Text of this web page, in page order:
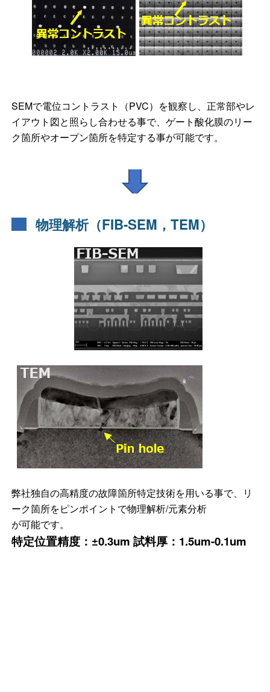
SEMで電位コントラスト（PVC）を観察し、正常部やレ
イアウト図と照らし合わせる事で、ゲート酸化膜のリー
ク箇所やオープン箇所を特定する事が可能です。
物理解析（FIB-SEM，TEM）
弊社独自の高精度の故障箇所特定技術を用いる事で、リ
ーク箇所をピンポイントで物理解析/元素分析
が可能です。
特定位置精度：±0.3um 試料厚：1.5um-0.1um